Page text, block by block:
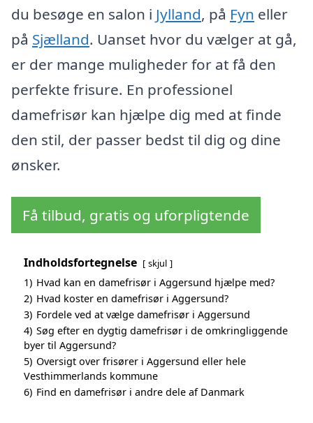
du besøge en salon i Jylland, på Fyn eller
på Sjælland. Uanset hvor du vælger at gå,
er der mange muligheder for at få den
perfekte frisure. En professionel
damefrisør kan hjælpe dig med at finde
den stil, der passer bedst til dig og dine
ønsker.
Få tilbud, gratis og uforpligtende
Indholdsfortegnelse skjul
1) Hvad kan en damefrisør i Aggersund hjælpe med?
2) Hvad koster en damefrisør i Aggersund?
3) Fordele ved at vælge damefrisør i Aggersund
4) Søg efter en dygtig damefrisør i de omkringliggende
byer til Aggersund?
5) Oversigt over frisører i Aggersund eller hele
Vesthimmerlands kommune
6) Find en damefrisør i andre dele af Danmark